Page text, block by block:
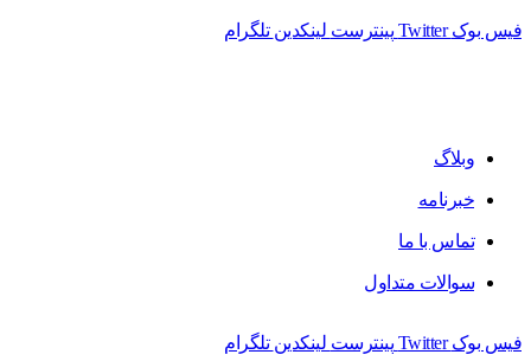
فیس بوک Twitter پینترست لینکدین تلگرام
وبلاگ
خبرنامه
تماس با ما
سوالات متداول
فیس بوک Twitter پینترست لینکدین تلگرام